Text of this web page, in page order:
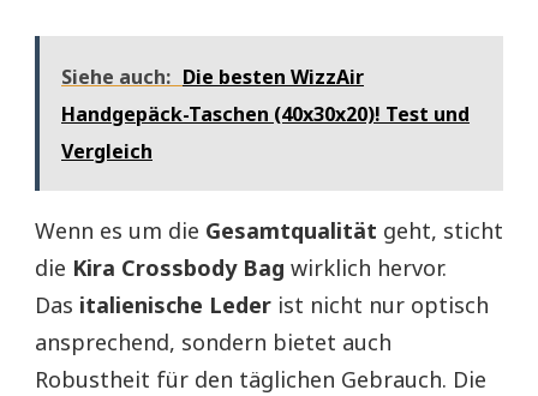
Siehe auch: Die besten WizzAir
Handgepäck-Taschen (40x30x20)! Test und
Vergleich
Wenn es um die Gesamtqualität geht, sticht
die Kira Crossbody Bag wirklich hervor.
Das italienische Leder ist nicht nur optisch
ansprechend, sondern bietet auch
Robustheit für den täglichen Gebrauch. Die